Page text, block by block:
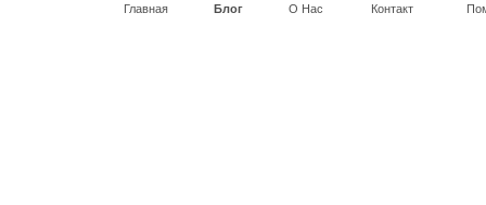
Главная Блог О Нас Контакт